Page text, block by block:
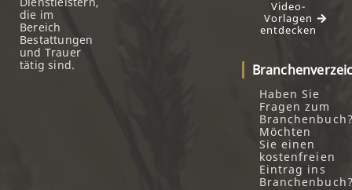
die im
Bereich
Bestattungen
und Trauer
tätig sind.
Video-
Vorlagen
entdecken
Haben Sie
Fragen zum
Möchten
Sie einen
kostenfreien
Eintrag ins